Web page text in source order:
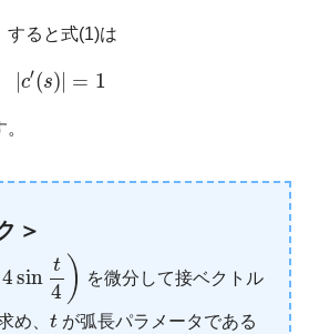
すると式(1)は
|c′(s) = 1
c′ s) 1
＞
4sin
t
4 ) を微分して接ベクトル
め、 t
tが弧長パラメータである